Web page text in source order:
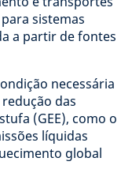
sistemas
a partir de fontes
necessária
das
(GEE), como o
líquidas
global